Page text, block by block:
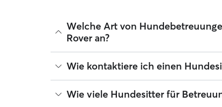
Welche Art von
Rover an?
Mit Rover findest du ganz leicht Hundesitter für
deinen Hund kümmern. Die verifizierten 5-
du unterwegs bist ‑ egal, ob es nur für ein
wunderbar für: Hunde jeden Alters und jeder
Alternative zu Hundepension und Zwinger
Wie kontaktiere ich einen
Wenn du zum ersten Mal nach einem
und wähle die Schaltfläche „Kontakt“ aus.
Wie viele Hundesitter für